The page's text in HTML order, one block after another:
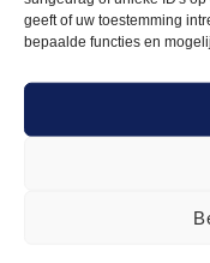
geeft of uw toestemming
bepaalde functies en